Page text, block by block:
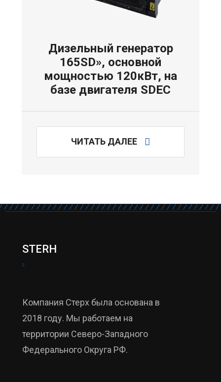
Дизельный генератор
165SD», основной
мощностью 120кВт, на
базе двигателя SDEC
ЧИТАТЬ ДАЛЕЕ
STERH
Компания Стерх была основана в
2018 году. Мы работаем на
территории Северо-Западного
Федерального Округа РФ.